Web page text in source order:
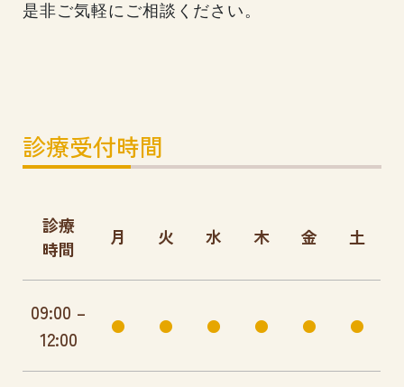
是非ご気軽にご相談ください。
診療受付時間
診療
時間
月 火 水 木 金 土
09:00 –
12:00
● ● ● ● ● ●